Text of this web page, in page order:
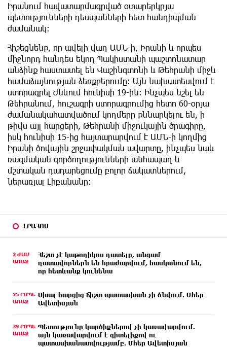
ԼՐԱՀՈՍ
2 ԺԱՄ
ԱՌԱՋ
Հեշտ չէ կաթողիկոս դատելը, անգամ
դատավորներն են հրաժարվում, հասկանում են,
որ հետևանք կունենա
25 ՐՈՊԵ
ԱՌԱՋ
Սխալ հարցից ճիշտ պատասխան չի ծնվում. Մհեր
Ավետիսյան
39 ՐՈՊԵ
ԱՌԱՋ
Պետությունը կարծիքներով չի կառավարվում.
այն կառավարվում է գիտելիքով ու
պատասխանատվությամբ. Մհեր Ավետիսյան
Իրանում հավատարմագրված օտարերկրյա
պետությունների դեսպանների հետ հանդիպման
ժամանակ։
Հիշեցնենք, որ ավելի վաղ ԱՄՆ-ի, Իրանի և որպես
միջնորդ հանդես եկող Պակիստանի պաշտոնատար
անձինք հաստատել են Վաշինգտոնի և Թեհրանի միջև
համաձայնության ձեռքբերումը։ Այն նախատեսվում է
ստորագրել Ժնևում հունիսի 19-ին։ Ինչպես նշել են
Թեհրանում, հուշագրի ստորագրումից հետո 60-օրյա
ժամանակահատվածում կողմերը քննարկելու են, ի
թիվս այլ հարցերի, Թեհրանի միջուկային ծրագիրը,
իսկ հունիսի 15-ից հայտարարվում է ԱՄՆ-ի կողմից
Իրանի ծովային շրջափակման ավարտը, ինչպես նաև
ռազմական գործողությունների անհապաղ և
մշտական դադարեցումը բոլոր ճակատներում,
ներառյալ Լիբանանը։